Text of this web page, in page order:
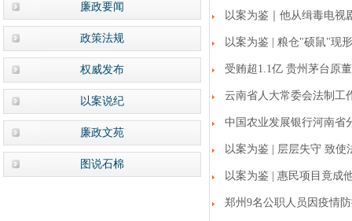
廉政要闻
政策法规
权威发布
以案说纪
廉政文苑
图说石棉
以案为鉴｜他从缉毒电视
以案为鉴 | 粮仓"硕鼠"现
受贿超1.1亿 贵州茅台原
云南省人大常委会法制工
中国农业发展银行河南省
以案为鉴 | 层层失守 致使
以案为鉴 | 惠民项目竟成
郑州9名公职人员因疫情